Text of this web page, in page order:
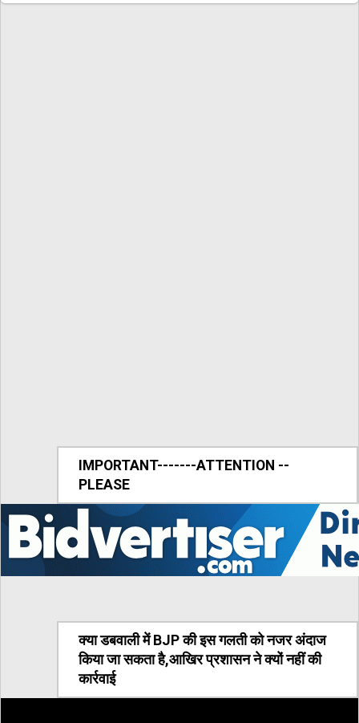
IMPORTANT-------ATTENTION --
PLEASE
क्या डबवाली में BJP की इस गलती को नजर अंदाज
किया जा सकता है,आखिर प्रशासन ने क्यों नहीं की
कार्रवाई